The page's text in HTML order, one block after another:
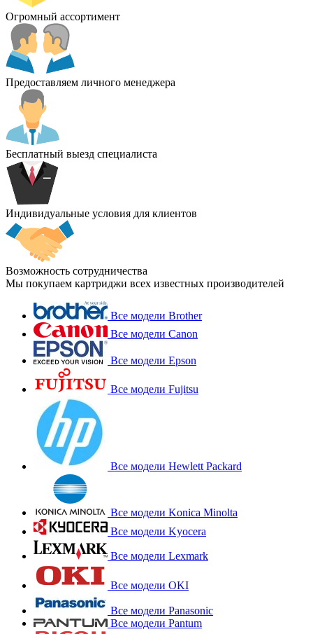
Огромный ассортимент
Предоставляем личного менеджера
Бесплатный выезд специалиста
Индивидуальные условия для клиентов
Возможность сотрудничества
Мы покупаем картриджи всех известных производителей
Все модели Brother
Все модели Canon
Все модели Epson
Все модели Fujitsu
Все модели Hewlett Packard
Все модели Konica Minolta
Все модели Kyocera
Все модели Lexmark
Все модели OKI
Все модели Panasonic
Все модели Pantum